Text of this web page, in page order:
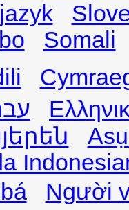
Somali
Người